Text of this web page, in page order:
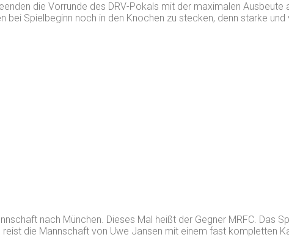
die Vorrunde des DRV-Pokals mit der maximalen
bei Spielbeginn noch in den Knochen zu stecken, denn starke
nach München. Dieses Mal heißt der Gegner MRFC. Das
die Mannschaft von Uwe Jansen mit einem fast kompletten